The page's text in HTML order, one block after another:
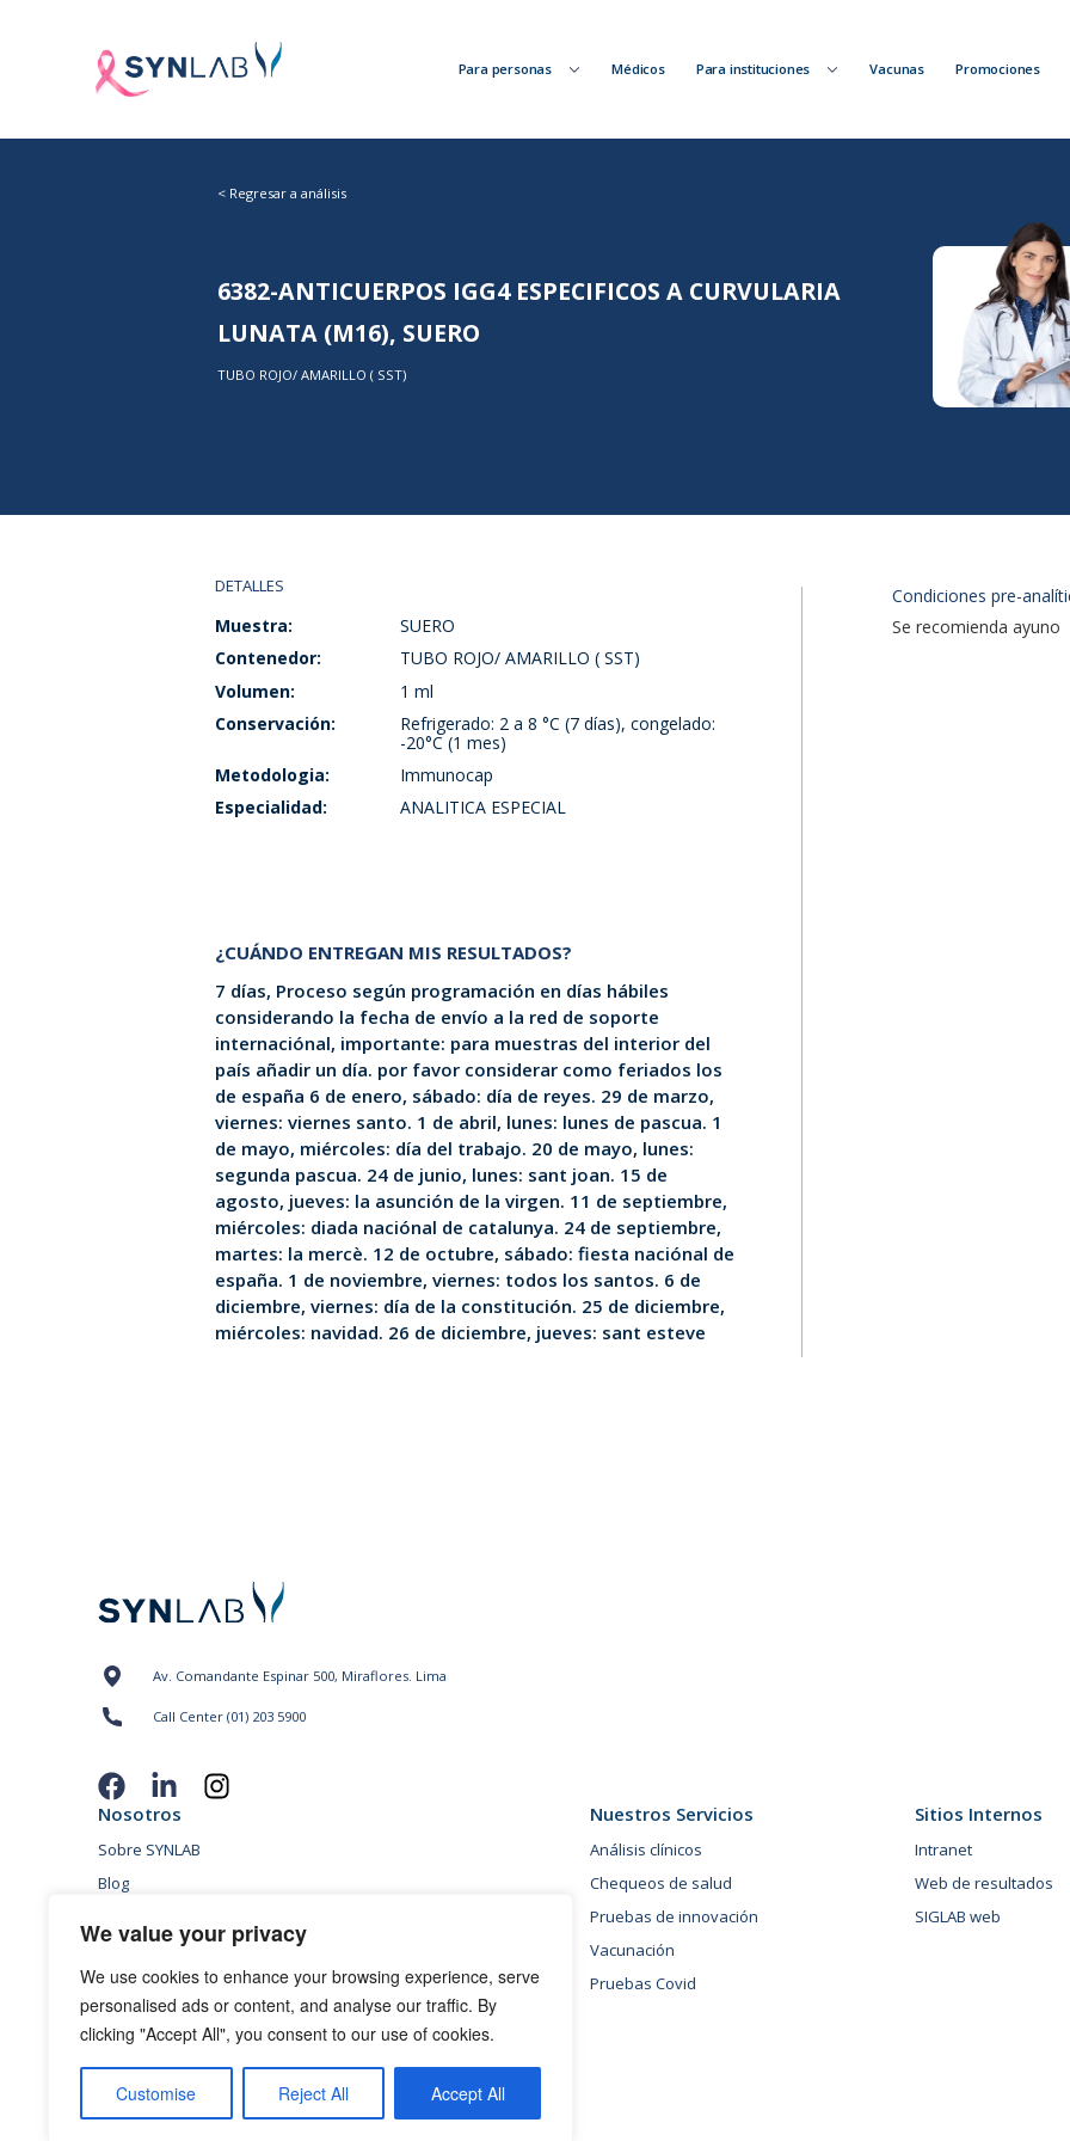
We value your privacy
We use cookies to enhance your browsing experience, serve
personalised ads or content, and analyse our traffic. By
clicking "Accept All", you consent to our use of cookies.
Customise Reject All Accept All
Para personas Médicos Para instituciones Vacunas Promociones
< Regresar a análisis
6382-ANTICUERPOS IGG4 ESPECIFICOS A CURVULARIA
LUNATA (M16), SUERO
TUBO ROJO/ AMARILLO ( SST)
DETALLES
Muestra:
SUERO
Contenedor:
TUBO ROJO/ AMARILLO ( SST)
Volumen:
1 ml
Conservación:
Refrigerado: 2 a 8 °C (7 días), congelado:
-20°C (1 mes)
Metodologia:
Immunocap
Especialidad:
ANALITICA ESPECIAL
¿CUÁNDO ENTREGAN MIS RESULTADOS?
7 días, Proceso según programación en días hábiles
considerando la fecha de envío a la red de soporte
internaciónal, importante: para muestras del interior del
país añadir un día. por favor considerar como feriados los
de españa 6 de enero, sábado: día de reyes. 29 de marzo,
viernes: viernes santo. 1 de abril, lunes: lunes de pascua. 1
de mayo, miércoles: día del trabajo. 20 de mayo, lunes:
segunda pascua. 24 de junio, lunes: sant joan. 15 de
agosto, jueves: la asunción de la virgen. 11 de septiembre,
miércoles: diada naciónal de catalunya. 24 de septiembre,
martes: la mercè. 12 de octubre, sábado: fiesta naciónal de
españa. 1 de noviembre, viernes: todos los santos. 6 de
diciembre, viernes: día de la constitución. 25 de diciembre,
miércoles: navidad. 26 de diciembre, jueves: sant esteve
Condiciones pre-
Se recomienda ayuno
Av. Comandante Espinar 500, Miraflores. Lima
Call Center (01) 203 5900
Nosotros
Sobre SYNLAB
Blog
Conversemos
Políticas “Pagos sin Intereses”
Condiciones promoción para mayores de 65 años
Términos y Condiciones de Campañas
Políticas de privacidad
Política de cookies
Nuestros Servicios
Análisis clínicos
Chequeos de salud
Pruebas de innovación
Vacunación
Pruebas Covid
Sitios Internos
Intranet
Web de resultados
SIGLAB web